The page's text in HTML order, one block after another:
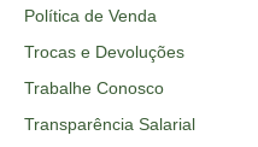
Política de Venda
Trocas e Devoluções
Trabalhe Conosco
Transparência Salarial